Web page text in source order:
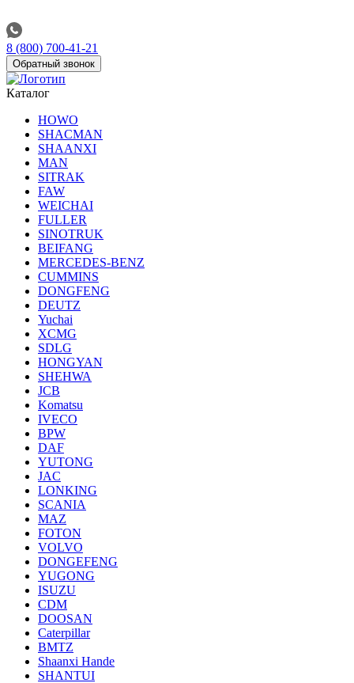
8 (800) 700-41-21
Обратный звонок
Каталог
HOWO
SHACMAN
SHAANXI
MAN
SITRAK
FAW
WEICHAI
FULLER
SINOTRUK
BEIFANG
MERCEDES-BENZ
CUMMINS
DONGFENG
DEUTZ
Yuchai
XCMG
SDLG
HONGYAN
SHEHWA
JCB
Komatsu
IVECO
BPW
DAF
YUTONG
JAC
LONKING
SCANIA
MAZ
FOTON
VOLVO
DONGEFENG
YUGONG
ISUZU
CDM
DOOSAN
Caterpillar
BMTZ
Shaanxi Hande
SHANTUI